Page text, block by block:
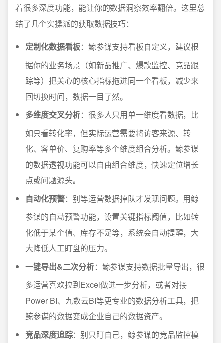
着很多深度功能，能让你的数据洞察效率翻倍。这里总
结了几个实操派的获取数据技巧：
定制化数据看板：鲸参谋支持看板自定义，建议根
据你的业务场景（如新品推广、爆款监控、竞品跟
踪等）把关心的核心指标拖进同一个看板，减少来
回切换时间，数据一目了然。
多维度交叉分析：很多人只用单一维度看数据，比
如只看转化率，但实际运营需要将访客来源、转
化、客单价、复购率等多个维度组合分析。鲸参谋
的数据透视功能可以自由组合维度，快速定位增长
点或问题源头。
自动化预警：别等运营数据掉队才发现问题。用鲸
参谋的自动预警功能，设置关键指标阈值，比如转
化低于某个值、库存不足等，系统会自动提醒，大
大降低人工盯盘的压力。
一键导出&二次分析：鲸参谋支持数据批量导出，很
多运营喜欢拉到Excel做进一步分析，或者对接
Power BI、九数云BI等更专业的数据分析工具，把
鲸参谋的数据变成企业自己的数据资产。
竞品深度追踪：别只盯自己，鲸参谋的竞品监控模